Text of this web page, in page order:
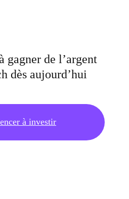
gagner de l’argent
dès aujourd’hui
à investir